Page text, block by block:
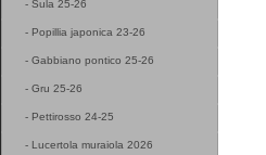
- Sula 25-26
- Popillia japonica 23-26
- Gabbiano pontico 25-26
- Gru 25-26
- Pettirosso 24-25
- Lucertola muraiola 2026